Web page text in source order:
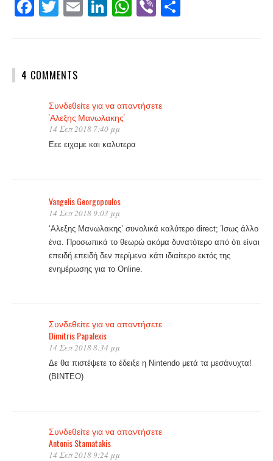
Facebook
Twitter
EmailLinkedIn
WhatsApp
Viber
4 COMMENTS
Συνδεθείτε για να απαντήσετε
'Αλεξης Μανωλακης'
14 Σεπ 2018 7:40 μμ
Εεε ειχαμε και καλυτερα
Vangelis Georgopoulos
14 Σεπ 2018 9:03 μμ
‘Αλεξης Μανωλακης’ συνολικά καλύτερο direct; Ίσως άλλο
ένα. Προσωπικά το θεωρώ ακόμα δυνατότερο από ότι είναι
επειδή επειδή δεν περίμενα κάτι ιδιαίτερο εκτός της
ενημέρωσης για το Online.
Συνδεθείτε για να απαντήσετε
Dimitris Papalexis
14 Σεπ 2018 8:34 μμ
Δε θα πιστέψετε το έδειξε η Nintendo μετά τα μεσάνυχτα!
(ΒΙΝΤΕΟ)
Συνδεθείτε για να απαντήσετε
Antonis Stamatakis
14 Σεπ 2018 9:24 μμ